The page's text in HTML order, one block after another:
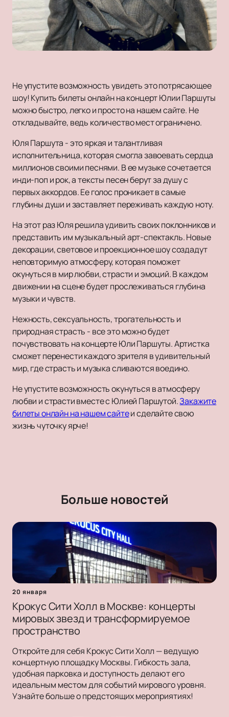
Не упустите возможность увидеть это потрясающее
шоу! Купить билеты онлайн на концерт Юлии Паршуты
можно быстро, легко и просто на нашем сайте. Не
откладывайте, ведь количество мест ограничено.
Юля Паршута - это яркая и талантливая
исполнительница, которая смогла завоевать сердца
миллионов своими песнями. В ее музыке сочетается
инди-поп и рок, а тексты песен берут за душу с
первых аккордов. Ее голос проникает в самые
глубины души и заставляет переживать каждую ноту.
На этот раз Юля решила удивить своих поклонников и
представить им музыкальный арт-спектакль. Новые
декорации, световое и проекционное шоу создадут
неповторимую атмосферу, которая поможет
окунуться в мир любви, страсти и эмоций. В каждом
движении на сцене будет прослеживаться глубина
музыки и чувств.
Нежность, сексуальность, трогательность и
природная страсть - все это можно будет
почувствовать на концерте Юли Паршуты. Артистка
сможет перенести каждого зрителя в удивительный
мир, где страсть и музыка сливаются воедино.
Не упустите возможность окунуться в атмосферу
любви и страсти вместе с Юлией Паршутой.Закажите
билеты онлайн на нашем сайтеи сделайте свою
жизнь чуточку ярче!
Больше новостей
20 января
Крокус Сити Холл в Москве: концерты
мировых звезд и трансформируемое
пространство
Откройте для себя Крокус Сити Холл — ведущую
концертную площадку Москвы. Гибкость зала,
удобная парковка и доступность делают его
идеальным местом для событий мирового уровня.
Узнайте больше о предстоящих мероприятиях!